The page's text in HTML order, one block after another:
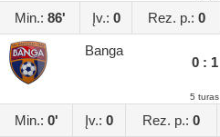
Min.: 86' Įv.: 0 Rez. p.: 0
Banga
0 : 1
5 turas
Min.: 0' Įv.: 0 Rez. p.: 0